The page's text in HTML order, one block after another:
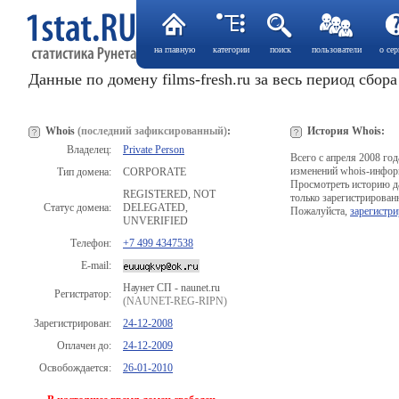
на главную категории поиск пользователи о
Данные по домену films-fresh.ru за весь период сбора
Whois (последний зафиксированный):
Владелец:
Private Person
Тип домена:
CORPORATE
Статус домена:
REGISTERED, NOT
DELEGATED,
UNVERIFIED
Телефон:
+7 499 4347538
E-mail:
Регистратор:
Наунет СП - naunet.ru
(NAUNET-REG-RIPN)
Зарегистрирован:
24-12-2008
Оплачен до:
24-12-2009
Освобождается:
26-01-2010
История Whois:
Всего с апреля 2008
изменений whois-
Просмотреть историю
только
Пожалуйста,